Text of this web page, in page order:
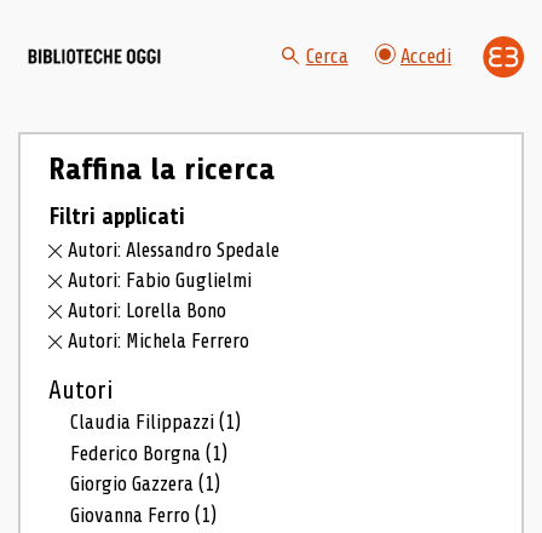
Cerca Accedi
Raffina la ricerca
Filtri applicati
Autori: Alessandro Spedale
Autori: Fabio Guglielmi
Autori: Lorella Bono
Autori: Michela Ferrero
Autori
Claudia Filippazzi(1)
Federico Borgna(1)
Giorgio Gazzera(1)
Giovanna Ferro(1)